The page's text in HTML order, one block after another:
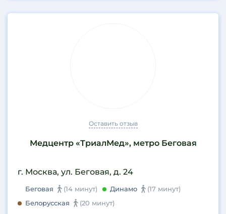
Оставить отзыв
Медцентр «ТриалМед», метро Беговая
г. Москва, ул. Беговая, д. 24
Беговая (14 минут) Динамо
(17 минут)
Белорусская
(20 минут)